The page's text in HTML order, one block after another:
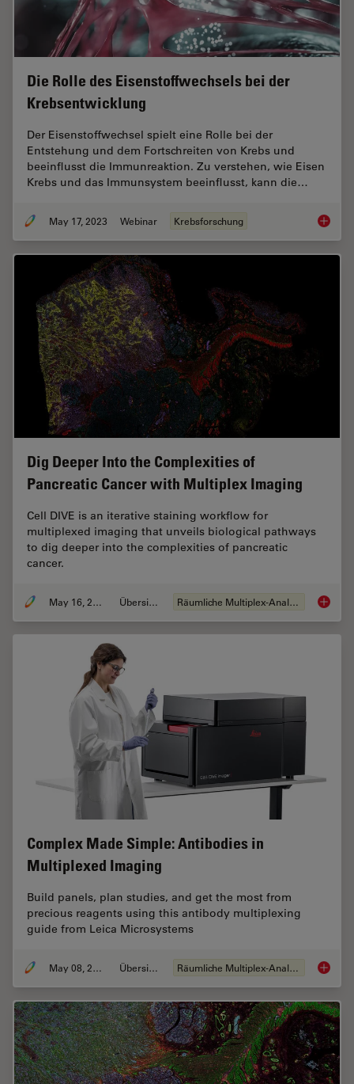
Die Rolle des Eisenstoffwechsels bei der
Krebsentwicklung
Der Eisenstoffwechsel spielt eine Rolle bei der
Entstehung und dem Fortschreiten von Krebs und
beeinflusst die Immunreaktion. Zu verstehen, wie Eisen
Krebs und das Immunsystem beeinflusst, kann die…
May 17, 2023 Webinar Krebsforschung Die
Dig Deeper Into the Complexities of
Pancreatic Cancer with Multiplex Imaging
Cell DIVE is an iterative staining workflow for
multiplexed imaging that unveils biological pathways
to dig deeper into the complexities of pancreatic
cancer.
May 16, 2023 Übersicht Räumliche Multiplex-Analyse Dig
Complex Made Simple: Antibodies in
Multiplexed Imaging
Build panels, plan studies, and get the most from
precious reagents using this antibody multiplexing
guide from Leica Microsystems
May 08, 2023 Übersicht Räumliche Multiplex-Analyse